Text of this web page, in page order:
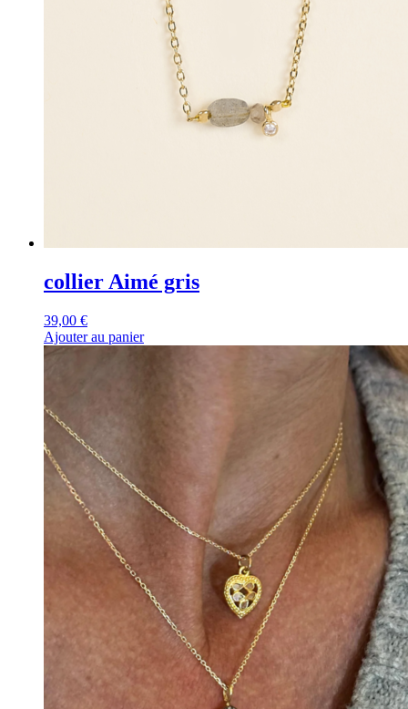
collier Aimé gris
39,00 €
Ajouter au panier